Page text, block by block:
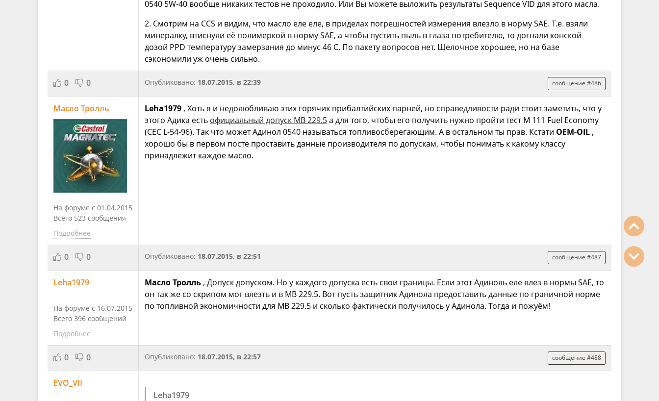
0540 5W-40 вообще никаких тестов не проходило. Или Вы можете выложить результаты Sequence VID для этого масла.
2. Смотрим на CCS и видим, что масло еле еле, в приделах погрешностей измерения влезло в норму SAE. Т.е. взяли
минералку, втиснули её полимеркой в норму SAE, а чтобы пустить пыль в глаза потребителю, то догнали конской
дозой PPD температуру замерзания до минус 46 С. По пакету вопросов нет. Щелочное хорошее, но на базе
сэкономили уж очень сильно.
0 0 Опубликовано: 18.07.2015, в 22:39 сообщение #486
Масло Тролль
На форуме с 01.04.2015
Всего 523 сообщения
Подробнее
Leha1979 , Хоть я и недолюбливаю этих горячих прибалтийских парней, но справедливости ради стоит заметить, что у
этого Адика есть официальный допуск МВ 229.5а для того, чтобы его получить нужно пройти тест M 111 Fuel Economy
(CEC L-54-96). Так что может Адинол 0540 называться топливосберегающим. А в остальном ты прав. Кстати OEM-OIL ,
хорошо бы в первом посте проставить данные производителя по допускам, чтобы понимать к какому классу
принадлежит каждое масло.
0 0 Опубликовано: 18.07.2015, в 22:51 сообщение #487
Leha1979
На форуме с 16.07.2015
Всего 396 сообщений
Подробнее
Масло Тролль , Допуск допуском. Но у каждого допуска есть свои границы. Если этот Адиноль еле влез в нормы SAE, то
он так же со скрипом мог влезть и в MB 229.5. Вот пусть защитник Адинола предоставить данные по граничной норме
по топливной экономичности для MB 229.5 и сколько фактически получилось у Адинола. Тогда и пожуём!
0 0 Опубликовано: 18.07.2015, в 22:57 сообщение #488
EVO_VII
Leha1979